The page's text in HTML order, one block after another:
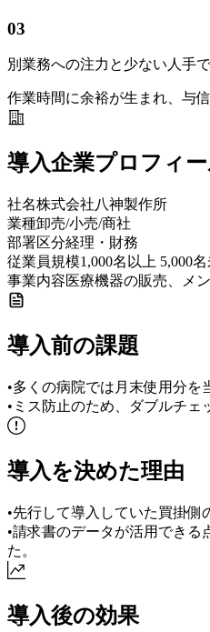
03
別業務への注力と少ない人手
作業時間に余裕が生まれ、与
導入企業プロフィ
社名株式会社八神製作所
業種卸売/小売/商社
部署区分経理・財務
従業員規模1,000名以上 5,000
事業内容医療機器の販売、メ
導入前の課題
•多くの病院では月末使用分を
• ミス防止のため、ダブルチ
導入を決めた理由
•先行して導入していた買掛側
•請求書のデータが活用できる
た。
導入後の効果